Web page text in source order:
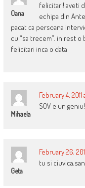
Oana
felicitari! aveti
echipa din
pacat ca persoana
cu “sa trecem”. in rest o
felicitari inca o data
Mihaela
February 4, 2011
SOV e un geniu!
Geta
February 26,
tu si